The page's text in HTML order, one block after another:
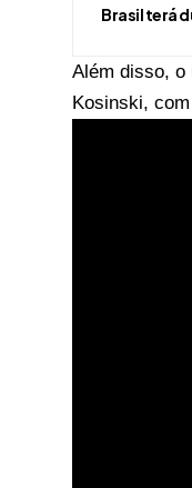
Brasil terá
Além disso, o
Kosinski,